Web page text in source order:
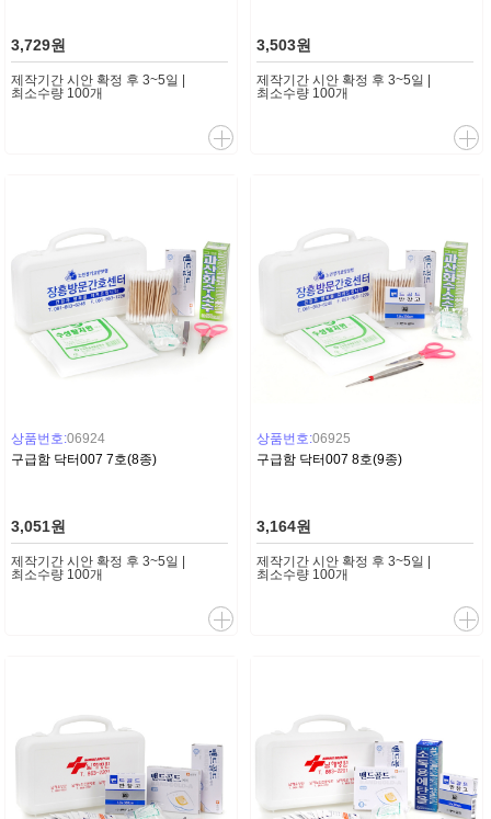
3,729원
제작기간 시안 확정 후 3~5일 |
최소수량 100개
상품번호:06924
구급함 닥터007 7호(8종)
3,051원
제작기간 시안 확정 후 3~5일 |
최소수량 100개
3,503원
제작기간 시안 확정 후 3~5일 |
최소수량 100개
상품번호:06925
구급함 닥터007 8호(9종)
3,164원
제작기간 시안 확정 후 3~5일 |
최소수량 100개